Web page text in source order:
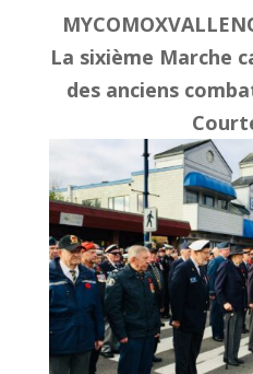
La sixième Marche
des anciens